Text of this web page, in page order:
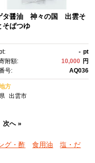
タ醤油 神々の国 出雲そ
そばつゆ
- pt
附額:
10,000 円
号:
AQ036
方
出雲市
次へ »
グ・酢 食用油
塩・だ